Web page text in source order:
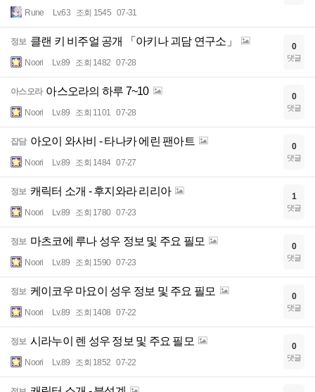
Rune Lv.63 조회 1545 07-31
정보 클랜 키 비주얼 공개 「아키나 괴담 연구소」
Noori Lv.89 조회 1482 07-28
0
댓글
아스오라 아스오라의 하루 7~10
Noori Lv.89 조회 1101 07-28
0
댓글
잡담 아오이 와사비 - 타나카 에린 팬아트
Noori Lv.89 조회 1484 07-27
0
댓글
정보 캐릭터 소개 - 후지와라 리리아
Noori Lv.89 조회 1780 07-23
1
댓글
정보 마츠코에 루나 성우 정보 및 주요 필모
Noori Lv.89 조회 1590 07-23
0
댓글
정보 케이코우 마요이 성우 정보 및 주요 필모
Noori Lv.89 조회 1408 07-22
0
댓글
정보 시라누이 렌 성우 정보 및 주요 필모
Noori Lv.89 조회 1852 07-22
0
댓글